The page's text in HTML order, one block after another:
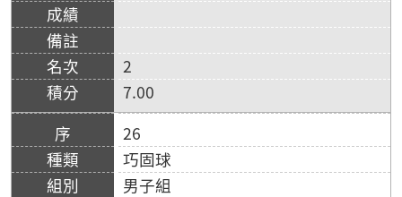
2
7.00
26
巧固球
男子組